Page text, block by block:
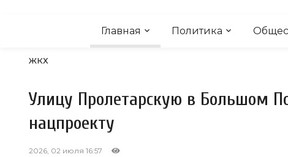
Главная Политика
ЖКХ
Улицу Пролетарскую в Большом
нацпроекту
2026, 02 июля 16:57